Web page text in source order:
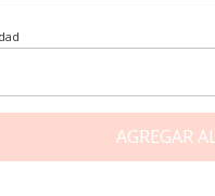
AGREGAR